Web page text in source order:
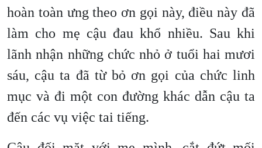
hoàn toàn ưng theo ơn gọi này, điều này đã
làm cho mẹ cậu đau khổ nhiều. Sau khi
lãnh nhận những chức nhỏ ở tuổi hai mươi
sáu, cậu ta đã từ bỏ ơn gọi của chức linh
mục và đi một con đường khác dẫn cậu ta
đến các vụ việc tai tiếng.